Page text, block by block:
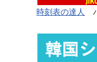
時刻表の達人